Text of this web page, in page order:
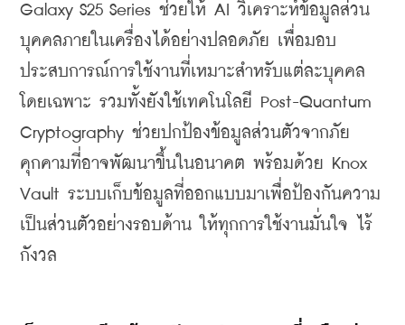
Galaxy S25 Series ช่วยให้ AI วิเคราะห์ข้อมูลส่วน
บุคคลภายในเครื่องได้อย่างปลอดภัย เพื่อมอบ
ประสบการณ์การใช้งานที่เหมาะสำหรับแต่ละบุคคล
โดยเฉพาะ รวมทั้งยังใช้เทคโนโลยี Post-Quantum
Cryptography ช่วยปกป้องข้อมูลส่วนตัวจากภัย
คุกคามที่อาจพัฒนาขึ้นในอนาคต พร้อมด้วย Knox
Vault ระบบเก็บข้อมูลที่ออกแบบมาเพื่อป้องกันความ
เป็นส่วนตัวอย่างรอบด้าน ให้ทุกการใช้งานมั่นใจ ไร้
กังวล